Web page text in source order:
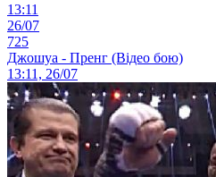
13:11
26/07
725
Джошуа - Пренг (Відео бою)
13:11, 26/07